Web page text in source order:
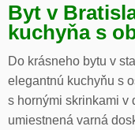
Byt v
kuchyňa s
Do krásneho bytu v
elegantnú kuchyňu s
s hornými skrinkami v
umiestnená varná